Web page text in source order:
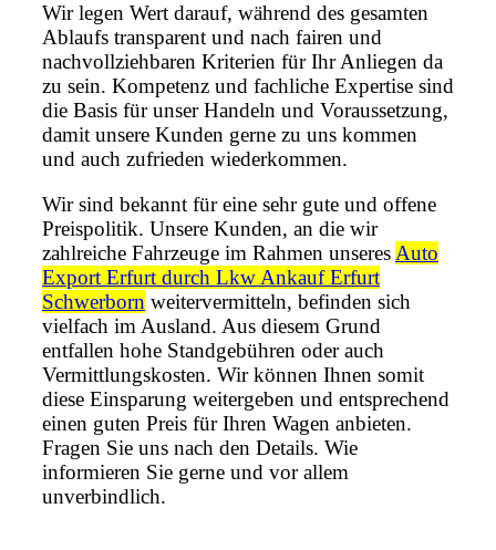
Wir legen Wert darauf, während des gesamten
Ablaufs transparent und nach fairen und
nachvollziehbaren Kriterien für Ihr Anliegen da
zu sein. Kompetenz und fachliche Expertise sind
die Basis für unser Handeln und Voraussetzung,
damit unsere Kunden gerne zu uns kommen
und auch zufrieden wiederkommen.
Wir sind bekannt für eine sehr gute und offene
Preispolitik. Unsere Kunden, an die wir
zahlreiche Fahrzeuge im Rahmen unseres Auto
Export Erfurt durch Lkw Ankauf Erfurt
Schwerborn weitervermitteln, befinden sich
vielfach im Ausland. Aus diesem Grund
entfallen hohe Standgebühren oder auch
Vermittlungskosten. Wir können Ihnen somit
diese Einsparung weitergeben und entsprechend
einen guten Preis für Ihren Wagen anbieten.
Fragen Sie uns nach den Details. Wie
informieren Sie gerne und vor allem
unverbindlich.